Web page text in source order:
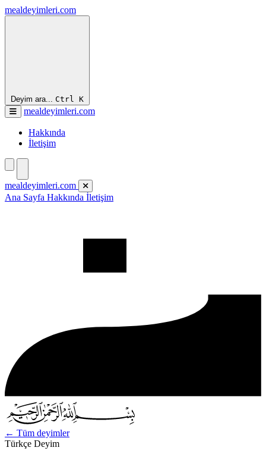
mealdeyimleri.com
Deyim ara... Ctrl K
mealdeyimleri.com
Hakkında
İletişim
mealdeyimleri.com
Ana Sayfa Hakkında İletişim
← Tüm deyimler
Türkçe Deyim